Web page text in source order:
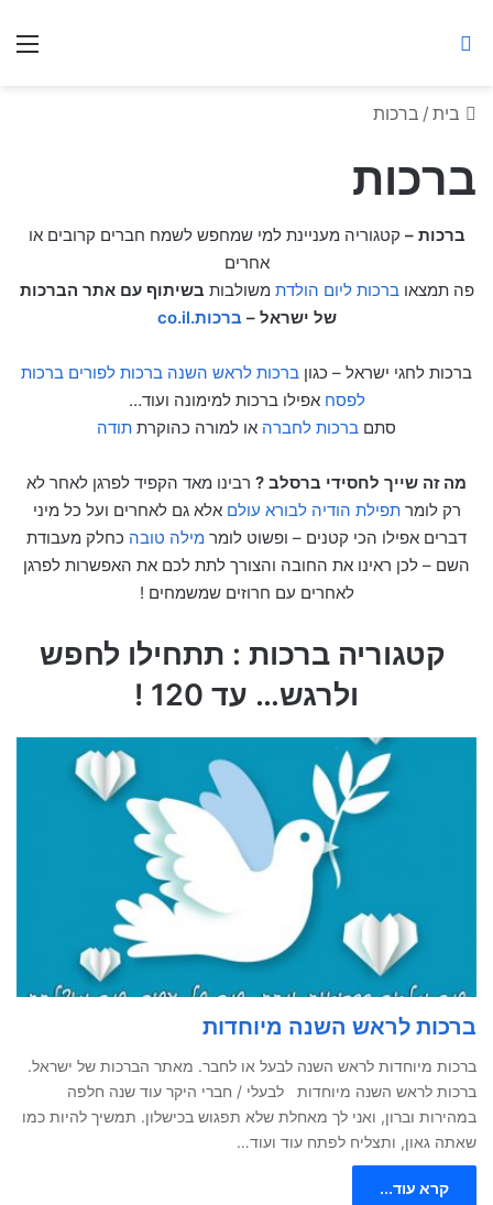
בית / ברכות
ברכות
ברכות – קטגוריה מעניינת למי שמחפש לשמח חברים קרובים או
אחרים
פה תמצאוברכות ליום הולדת משולבות בשיתוף עם אתר הברכות
של ישראל – ברכות.co.il
ברכות לחגי ישראל – כגון ברכות לראש השנה ברכות לפורים ברכות
לפסח אפילו ברכות למימונה ועוד…
סתם ברכות לחברה או למורה כהוקרת תודה
מה זה שייך לחסידי ברסלב ? רבינו מאד הקפיד לפרגן לאחר לא
רק לומרתפילת הודיה לבורא עולם אלא גם לאחרים ועל כל מיני
דברים אפילו הכי קטנים – ופשוט לומר מילה טובה כחלק מעבודת
השם – לכן ראינו את החובה והצורך לתת לכם את האפשרות לפרגן
לאחרים עם חרוזים שמשמחים !
קטגוריה ברכות : תתחילו לחפש
ולרגש… עד 120 !
ברכות לראש השנה מיוחדות
ברכות מיוחדות לראש השנה לבעל או לחבר. מאתר הברכות של ישראל.
ברכות לראש השנה מיוחדות לבעלי / חברי היקר עוד שנה חלפה
במהירות וברון, ואני לך מאחלת שלא תפגוש בכישלון. תמשיך להיות כמו
שאתה גאון, ותצליח לפתח עוד ועוד…
קרא עוד...